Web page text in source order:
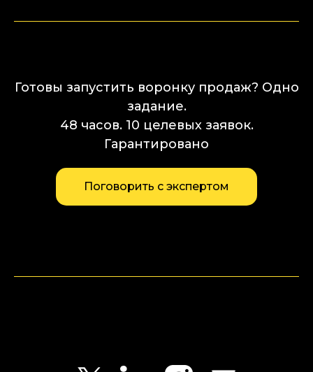
Готовы запустить воронку продаж? Одно
задание.
48 часов. 10 целевых заявок.
Гарантировано
Поговорить с экспертом